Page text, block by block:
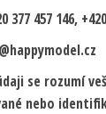
457 146, +420
se rozumí
nebo